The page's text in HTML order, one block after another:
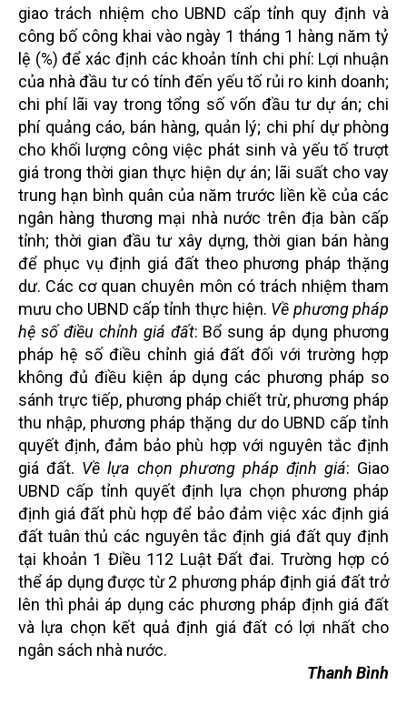
giao trách nhiệm cho UBND cấp tỉnh quy định và
công bố công khai vào ngày 1 tháng 1 hàng năm tỷ
lệ (%) để xác định các khoản tính chi phí: Lợi nhuận
của nhà đầu tư có tính đến yếu tố rủi ro kinh doanh;
chi phí lãi vay trong tổng số vốn đầu tư dự án; chi
phí quảng cáo, bán hàng, quản lý; chi phí dự phòng
cho khối lượng công việc phát sinh và yếu tố trượt
giá trong thời gian thực hiện dự án; lãi suất cho vay
trung hạn bình quân của năm trước liền kề của các
ngân hàng thương mại nhà nước trên địa bàn cấp
tỉnh; thời gian đầu tư xây dựng, thời gian bán hàng
để phục vụ định giá đất theo phương pháp thặng
dư. Các cơ quan chuyên môn có trách nhiệm tham
mưu cho UBND cấp tỉnh thực hiện. Về phương pháp
hệ số điều chỉnh giá đất: Bổ sung áp dụng phương
pháp hệ số điều chỉnh giá đất đối với trường hợp
không đủ điều kiện áp dụng các phương pháp so
sánh trực tiếp, phương pháp chiết trừ, phương pháp
thu nhập, phương pháp thặng dư do UBND cấp tỉnh
quyết định, đảm bảo phù hợp với nguyên tắc định
giá đất. Về lựa chọn phương pháp định giá: Giao
UBND cấp tỉnh quyết định lựa chọn phương pháp
định giá đất phù hợp để bảo đảm việc xác định giá
đất tuân thủ các nguyên tắc định giá đất quy định
tại khoản 1 Điều 112 Luật Đất đai. Trường hợp có
thể áp dụng được từ 2 phương pháp định giá đất trở
lên thì phải áp dụng các phương pháp định giá đất
và lựa chọn kết quả định giá đất có lợi nhất cho
ngân sách nhà nước.
Thanh Bình